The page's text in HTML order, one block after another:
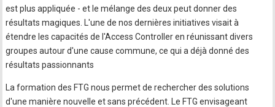
est plus appliquée - et le mélange des deux peut donner des
résultats magiques. L'une de nos dernières initiatives visait à
étendre les capacités de l'Access Controller en réunissant divers
groupes autour d'une cause commune, ce qui a déjà donné des
résultats passionnants
La formation des FTG nous permet de rechercher des solutions
d'une manière nouvelle et sans précédent. Le FTG envisageant